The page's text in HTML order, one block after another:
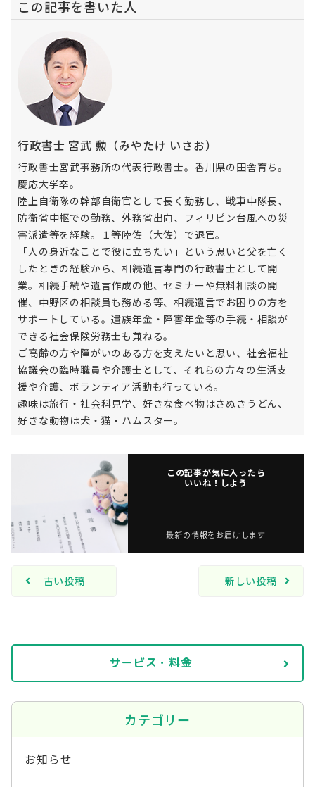
この記事を書いた人
行政書士 宮武 勲（みやたけ いさお）
行政書士宮武事務所の代表行政書士。香川県の田舎育ち。
慶応大学卒。
陸上自衛隊の幹部自衛官として長く勤務し、戦車中隊長、
防衛省中枢での勤務、外務省出向、フィリピン台風への災
害派遣等を経験。１等陸佐（大佐）で退官。
「人の身近なことで役に立ちたい」という思いと父を亡く
したときの経験から、相続遺言専門の行政書士として開
業。相続手続や遺言作成の他、セミナーや無料相談の開
催、中野区の相談員も務める等、相続遺言でお困りの方を
サポートしている。遺族年金・障害年金等の手続・相談が
できる社会保険労務士も兼ねる。
ご高齢の方や障がいのある方を支えたいと思い、社会福祉
協議会の臨時職員や介護士として、それらの方々の生活支
援や介護、ボランティア活動も行っている。
趣味は旅行・社会科見学、好きな食べ物はさぬきうどん、
好きな動物は犬・猫・ハムスター。
この記事が気に入ったら
いいね！しよう
最新の情報をお届けします
古い投稿 新しい投稿
サービス・料金
カテゴリー
お知らせ